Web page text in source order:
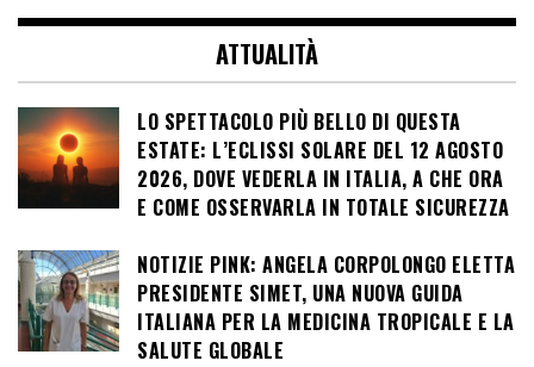
ATTUALITÀ
LO SPETTACOLO PIÙ BELLO DI QUESTA
ESTATE: L’ECLISSI SOLARE DEL 12 AGOSTO
2026, DOVE VEDERLA IN ITALIA, A CHE ORA
E COME OSSERVARLA IN TOTALE SICUREZZA
NOTIZIE PINK: ANGELA CORPOLONGO ELETTA
PRESIDENTE SIMET, UNA NUOVA GUIDA
ITALIANA PER LA MEDICINA TROPICALE E LA
SALUTE GLOBALE